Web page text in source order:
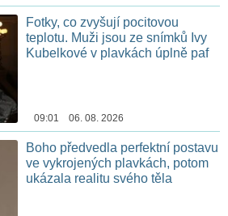
Fotky, co zvyšují pocitovou
teplotu. Muži jsou ze snímků Ivy
Kubelkové v plavkách úplně paf
09:01 06. 08. 2026
Boho předvedla perfektní postavu
ve vykrojených plavkách, potom
ukázala realitu svého těla